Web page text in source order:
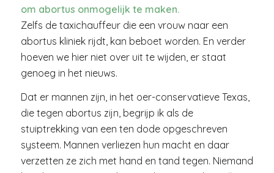
om abortus onmogelijk te maken.
Zelfs de taxichauffeur die een vrouw naar een
abortus kliniek rijdt, kan beboet worden. En verder
hoeven we hier niet over uit te wijden, er staat
genoeg in het nieuws.
Dat er mannen zijn, in het oer-conservatieve Texas,
die tegen abortus zijn, begrijp ik als de
stuiptrekking van een ten dode opgeschreven
systeem. Mannen verliezen hun macht en daar
verzetten ze zich met hand en tand tegen. Niemand